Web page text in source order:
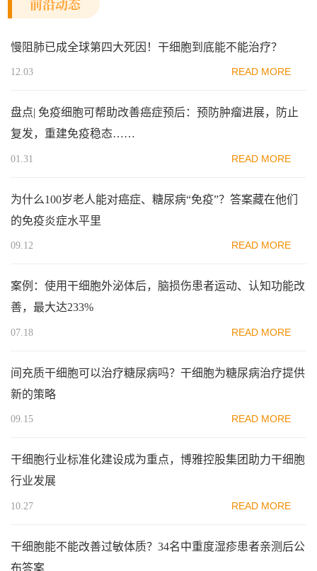
慢阻肺已成全球第四大死因！干细胞到底能不能治疗？
12.03 READ MORE
盘点| 免疫细胞可帮助改善癌症预后：预防肿瘤进展，防止
复发，重建免疫稳态……
01.31 READ MORE
为什么100岁老人能对癌症、糖尿病“免疫”？答案藏在他们
的免疫炎症水平里
09.12 READ MORE
案例：使用干细胞外泌体后，脑损伤患者运动、认知功能改
善，最大达233%
07.18 READ MORE
间充质干细胞可以治疗糖尿病吗？干细胞为糖尿病治疗提供
新的策略
09.15 READ MORE
干细胞行业标准化建设成为重点，博雅控股集团助力干细胞
行业发展
10.27 READ MORE
干细胞能不能改善过敏体质？34名中重度湿疹患者亲测后公
布答案